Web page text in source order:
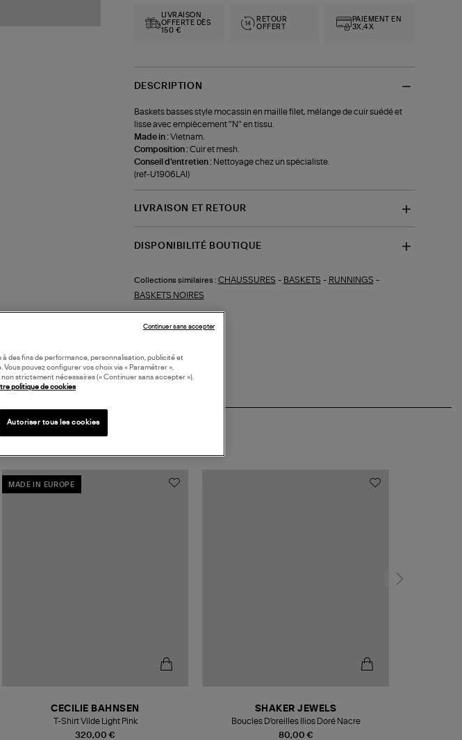
LIVRAISON
OFFERTE DÈS
150 €
RETOUR
OFFERT
PAIEMENT EN
3X,4X
DESCRIPTION
Baskets basses style mocassin en maille filet, mélange de cuir suédé et
lisse avec empiècement "N" en tissu.
Made in :Vietnam.
Composition :Cuir et mesh.
Conseil d'entretien : Nettoyage chez un spécialiste.
(ref-U1906LAI)
LIVRAISON ET RETOUR
DISPONIBILITÉ BOUTIQUE
Collections similaires : CHAUSSURES - BASKETS - RUNNINGS -
BASKETS NOIRES
MADE IN EUROPE
320,00 €
CECILIE BAHNSEN
T-Shirt Vilde Light Pink
80,00 €
SHAKER JEWELS
Boucles D'oreilles Ilios Doré Nacre
des fins de performance, personnalisation, publicité et
pouvez configurer vos choix via « Paramétrer »,
non strictement nécessaires (« Continuer sans accepter »).
politique de cookies
Autoriser tous les cookies
Continuer sans accepter